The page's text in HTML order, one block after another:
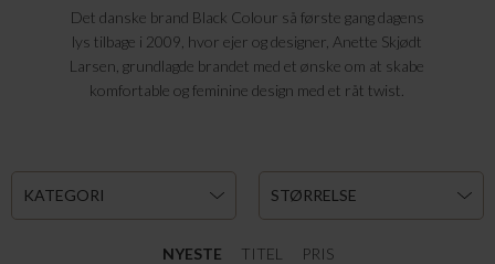
Det danske brand Black Colour så første gang dagens
lys tilbage i 2009, hvor ejer og designer, Anette Skjødt
Larsen, grundlagde brandet med et ønske om at skabe
komfortable og feminine design med et råt twist.
KATEGORI STØRRELSE
NYESTE TITEL PRIS